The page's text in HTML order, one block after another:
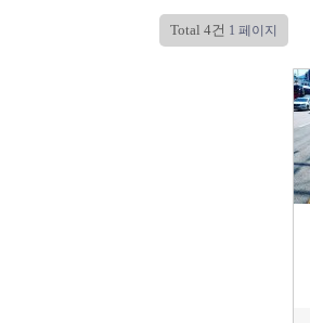
Total 4건 1 페이지